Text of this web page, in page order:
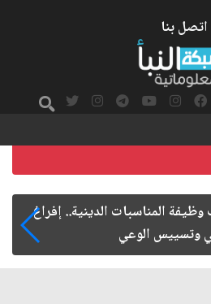
اتصل بنا
من الفاعلية المجتمعية إلى المواطنة